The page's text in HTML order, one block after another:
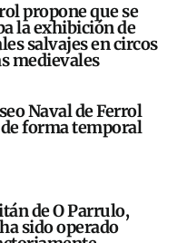
propone que se
la exhibición de
salvajes en circos
medievales
Naval de Ferrol
forma temporal
de O Parrulo,
sido operado